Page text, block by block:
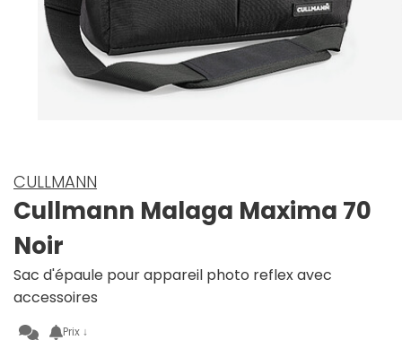
CULLMANN
Cullmann Malaga Maxima 70
Noir
Sac d'épaule pour appareil photo reflex avec
accessoires
Prix ↓